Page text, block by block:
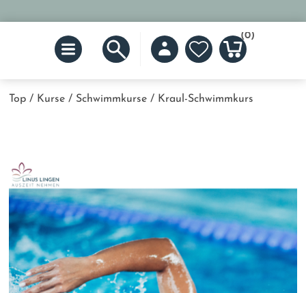
(0)
Top / Kurse / Schwimmkurse / Kraul-Schwimmkurs